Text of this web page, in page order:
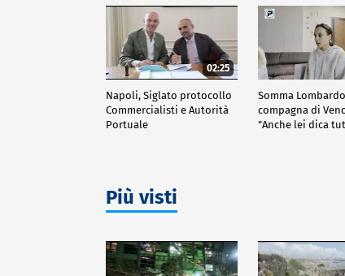
02:25
Napoli, Siglato protocollo
Commercialisti e Autorità
Portuale
Somma
compagna di
"Anche lei dica
Più visti